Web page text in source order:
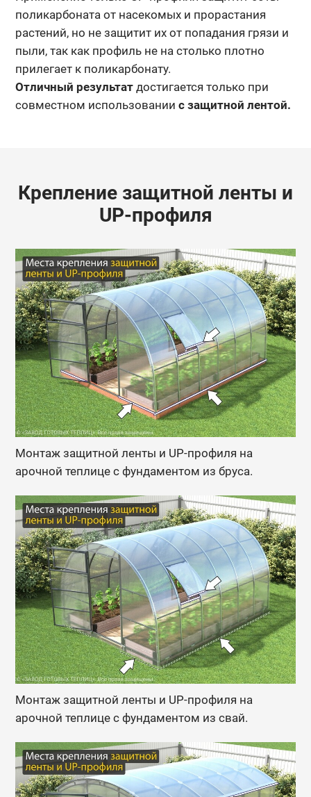
поликарбоната от насекомых и прорастания
растений, но не защитит их от попадания грязи и
пыли, так как профиль не на столько плотно
прилегает к поликарбонату.
Отличный результатдостигается только при
совместном использовании с защитной лентой.
Крепление защитной ленты и
UP-профиля
Монтаж защитной ленты и UP-профиля на
арочной теплице с фундаментом из бруса.
Монтаж защитной ленты и UP-профиля на
арочной теплице с фундаментом из свай.